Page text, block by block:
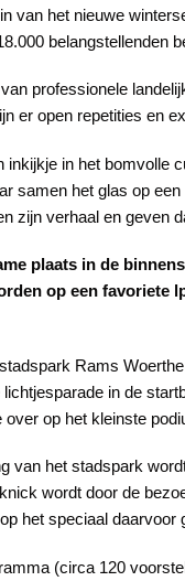
van het nieuwe
belangstellenden
professionele
er open repetities en
in het
samen het glas op
zijn verhaal en geven
plaats in de
op een
Rams
in de
op het kleinste
van het stadspark
wordt door de
het speciaal
(circa 120